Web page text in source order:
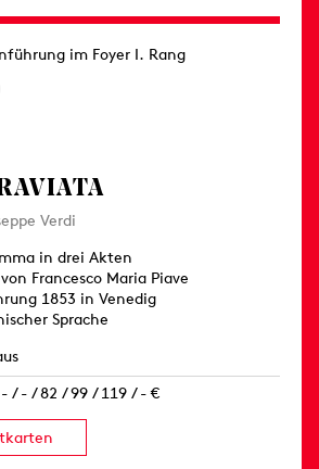
im Foyer I. Rang
Verdi
in drei Akten
Francesco Maria Piave
1853 in Venedig
Sprache
/ - / 82 / 99 / 119 / - €